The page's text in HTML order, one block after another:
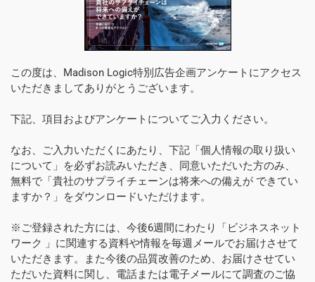
この度は、Madison Logic特別広告企画アンケートにアクセス
いただきましてありがとうございます。
下記、項目およびアンケートについてご入力ください。
なお、ご入力いただくにあたり、下記「個人情報の取り扱い
について」を必ずお読みいただき、同意いただいた方のみ、
無料で「貴社のサプライチェーンは将来への備えが できてい
ますか？」をダウンロードいただけます。
※ご登録された方には、今後6週間にわたり「ビジネスネット
ワーク 」に関連する資料や情報を毎週メールでお届けさせて
いただきます。また今後の品質改善のため、お届けさせてい
ただいた資料に関し、電話または電子メールにて調査のご協